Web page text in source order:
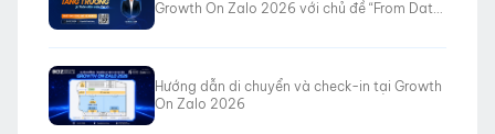
Growth On Zalo 2026 với chủ đề “From Data
Hướng dẫn di chuyển và check-in tại Growth
On Zalo 2026